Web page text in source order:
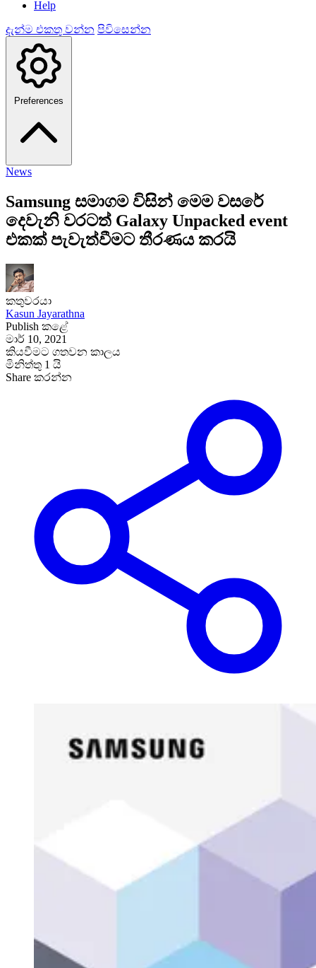
Help
දැන්ම එකතු වන්න පිවිසෙන්න
Preferences
News
Samsung සමාගම විසින් මෙම වසරේ
දෙවැනි වරටත් Galaxy Unpacked event
එකක් පැවැත්වීමට තීරණය කරයි
කතුවරයා
Kasun Jayarathna
Publish කළේ
මාර් 10, 2021
කියවීමට ගතවන කාලය
මිනිත්තු 1 යි
Share කරන්න